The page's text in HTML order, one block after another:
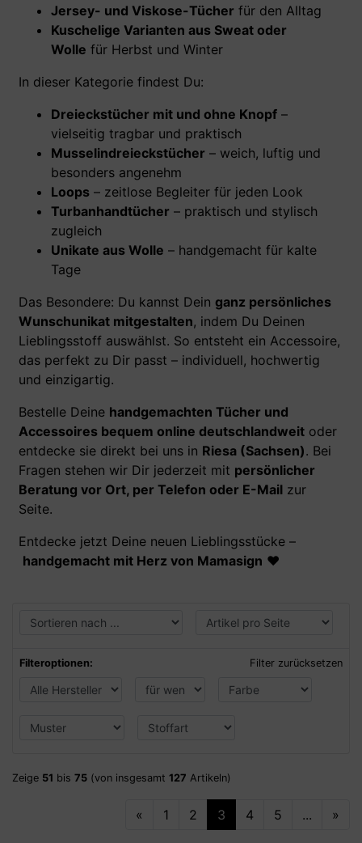
Jersey- und Viskose-Tücher für den Alltag
Kuschelige Varianten aus Sweat oder
Wolle für Herbst und Winter
In dieser Kategorie findest Du:
Dreieckstücher mit und ohne Knopf –
vielseitig tragbar und praktisch
Musselindreieckstücher – weich, luftig und
besonders angenehm
Loops – zeitlose Begleiter für jeden Look
Turbanhandtücher – praktisch und stylisch
zugleich
Unikate aus Wolle – handgemacht für kalte
Tage
Das Besondere: Du kannst Dein ganz persönliches
Wunschunikat mitgestalten, indem Du Deinen
Lieblingsstoff auswählst. So entsteht ein Accessoire,
das perfekt zu Dir passt – individuell, hochwertig
und einzigartig.
Bestelle Deine handgemachten Tücher und
Accessoires bequem online deutschlandweit oder
entdecke sie direkt bei uns in Riesa (Sachsen). Bei
Fragen stehen wir Dir jederzeit mit persönlicher
Beratung vor Ort, per Telefon oder E-Mail zur
Seite.
Entdecke jetzt Deine neuen Lieblingsstücke –
handgemacht mit Herz von Mamasign ❤️
Filteroptionen: Filter zurücksetzen
Zeige 51 bis 75 (von insgesamt 127 Artikeln)
« 1 2 3 4 5 ... »